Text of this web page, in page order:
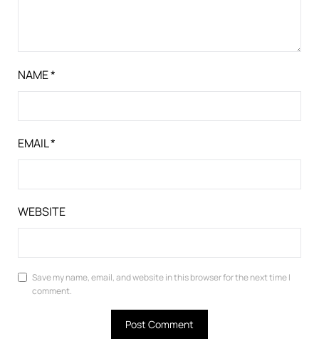
NAME*
EMAIL*
WEBSITE
Save my name, email, and website in this browser for the next time I
comment.